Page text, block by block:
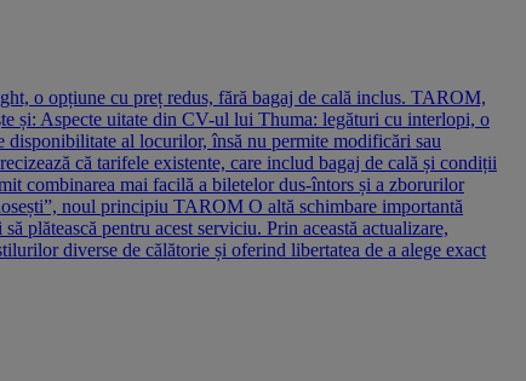
o opțiune cu preț redus, fără bagaj de cală inclus. TAROM,
și: Aspecte uitate din CV-ul lui Thuma: legături cu interlopi, o
disponibilitate al locurilor, însă nu permite modificări sau
că tarifele existente, care includ bagaj de cală și condiții
combinarea mai facilă a biletelor dus-întors și a zborurilor
noul principiu TAROM O altă schimbare importantă
plătească pentru acest serviciu. Prin această actualizare,
diverse de călătorie și oferind libertatea de a alege exact